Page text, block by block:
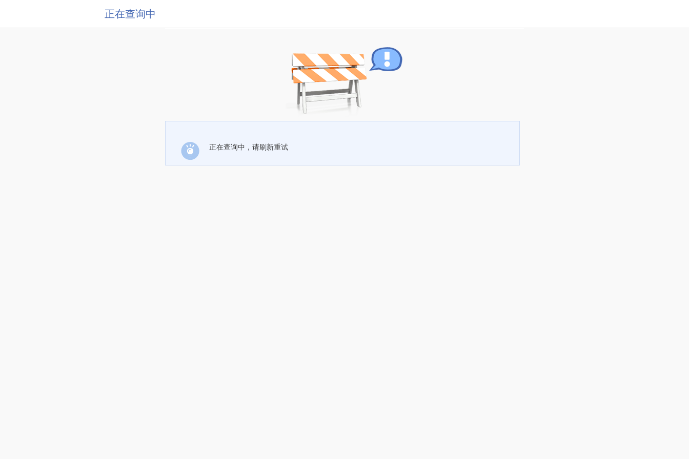
正在查询中
正在查询中，请刷新重试